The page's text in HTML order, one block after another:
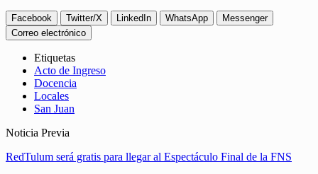
Facebook Twitter/X LinkedIn WhatsApp
Messenger
Correo electrónico
Etiquetas
Acto de Ingreso
Docencia
Locales
San Juan
Noticia Previa
RedTulum será gratis para llegar al Espectáculo Final de la FNS